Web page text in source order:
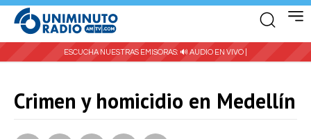
ESCUCHA NUESTRAS EMISORAS: 🔊 AUDIO EN VIVO |
Crimen y homicidio en Medellín